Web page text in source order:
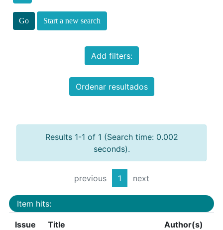
Start a new search
Add filters:
Ordenar resultados
Results 1-1 of 1 (Search time: 0.002
seconds).
previous 1 next
Item hits:
Issue
Title Author(s)